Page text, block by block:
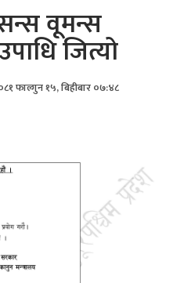
वूमन्स
जित्यो
फाल्गुन १५, बिहीबार ०७:४८